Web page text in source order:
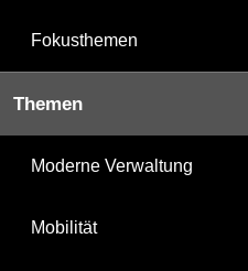
Fokusthemen
Themen
Moderne Verwaltung
Mobilität